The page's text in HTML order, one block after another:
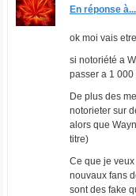
En réponse
ok moi vais
si notoriété a
passer a 1
De plus des
notorieter sur
alors que
titre)
Ce que je
nouvaux fans
sont des fake